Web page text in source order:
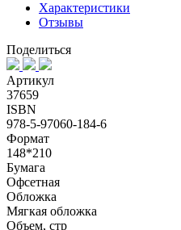
Характеристики
Отзывы
Поделиться
Артикул
37659
ISBN
978-5-97060-184-6
Формат
148*210
Бумага
Офсетная
Обложка
Мягкая обложка
Объем, стр